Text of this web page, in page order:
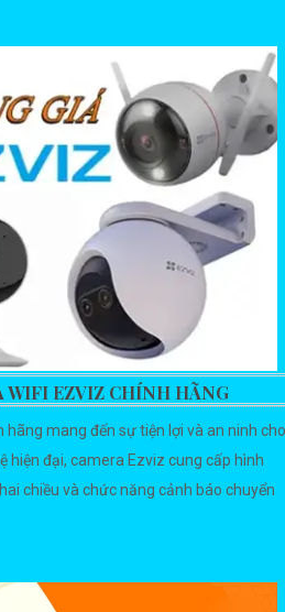
WIFI EZVIZ CHÍNH HÃNG
mang đến sự tiện lợi và an ninh cho
hiện đại, camera Ezviz cung cấp hình
chiều và chức năng cảnh báo chuyển